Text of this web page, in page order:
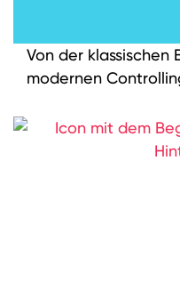
YouTube
Von der klassischen
modernen